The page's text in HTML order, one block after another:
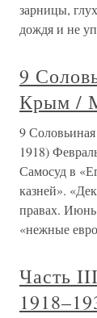
зарницы,
дождя и не
9
Крым /
9
1918)
Самосуд в
казней».
правах.
«нежные
Часть